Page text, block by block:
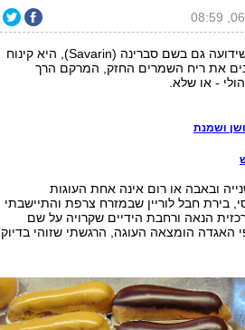
עוגת באבה או רום (Baba au rhum) שידועה גם בשם סברינה (Savarin), היא קינוח
את ריח השמרים החזק, המרקם הרך
- או שלא.
ושמנת
ובאבה או רום אינה אחת העוגות
בירת חבל לוריין שבמזרח צרפת והתיישבתי
הנאה ורחבת הידיים שקרויה על שם
האגדה הומצאה העוגה, הרגשתי שזוהי בדיוק